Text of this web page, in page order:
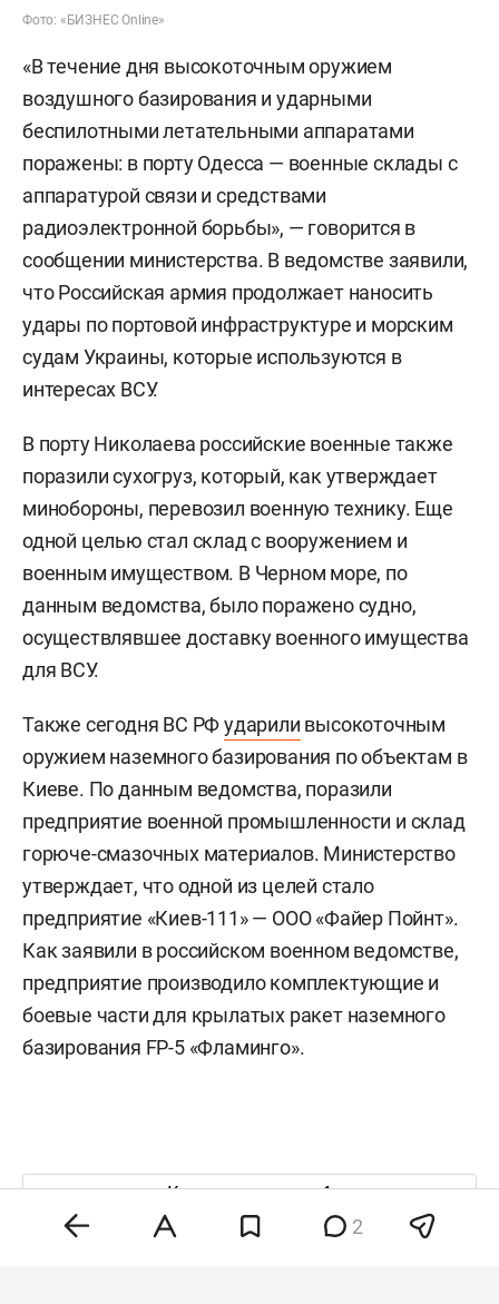
Фото: «БИЗНЕС Online»
«В течение дня высокоточным оружием
воздушного базирования и ударными
беспилотными летательными аппаратами
поражены: в порту Одесса — военные склады с
аппаратурой связи и средствами
радиоэлектронной борьбы», — говорится в
сообщении министерства. В ведомстве заявили,
что Российская армия продолжает наносить
удары по портовой инфраструктуре и морским
судам Украины, которые используются в
интересах ВСУ.
В порту Николаева российские военные также
поразили сухогруз, который, как утверждает
минобороны, перевозил военную технику. Еще
одной целью стал склад с вооружением и
военным имуществом. В Черном море, по
данным ведомства, было поражено судно,
осуществлявшее доставку военного имущества
для ВСУ.
Также сегодня ВС РФударили высокоточным
оружием наземного базирования по объектам в
Киеве. По данным ведомства, поразили
предприятие военной промышленности и склад
горюче-смазочных материалов. Министерство
утверждает, что одной из целей стало
предприятие «Киев-111» — ООО «Файер Пойнт».
Как заявили в российском военном ведомстве,
предприятие производило комплектующие и
боевые части для крылатых ракет наземного
базирования FP-5 «Фламинго».
Комментарии 1
2